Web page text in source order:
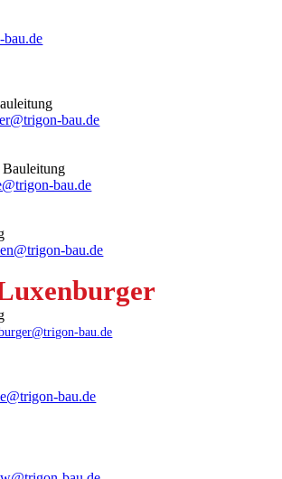
bau.de
Bauleitung
bau.de
bau.de
bau.de
bau.de